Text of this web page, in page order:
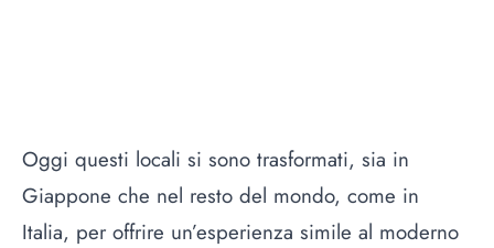
Oggi questi locali si sono trasformati, sia in
Giappone che nel resto del mondo, come in
Italia, per offrire un’esperienza simile al moderno